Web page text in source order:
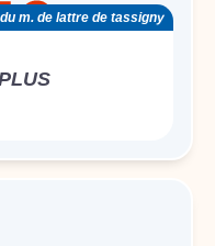
m. de lattre de tassigny